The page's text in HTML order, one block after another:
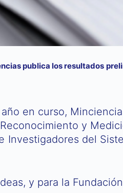
publica los resultados
año en curso,
y
Investigadores del
y para la